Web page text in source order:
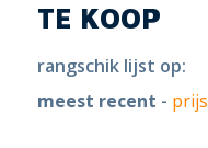
TE KOOP
rangschik lijst op:
meest recent - prijs